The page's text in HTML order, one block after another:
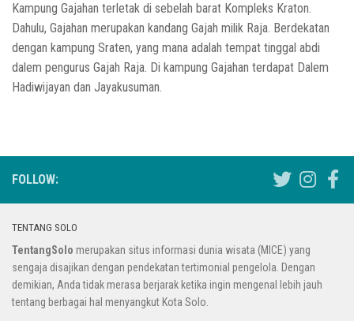
Kampung Gajahan terletak di sebelah barat Kompleks Kraton.
Dahulu, Gajahan merupakan kandang Gajah milik Raja. Berdekatan
dengan kampung Sraten, yang mana adalah tempat tinggal abdi
dalem pengurus Gajah Raja. Di kampung Gajahan terdapat Dalem
Hadiwijayan dan Jayakusuman.
FOLLOW:
TENTANG SOLO
TentangSolo merupakan situs informasi dunia wisata (MICE) yang
sengaja disajikan dengan pendekatan tertimonial pengelola. Dengan
demikian, Anda tidak merasa berjarak ketika ingin mengenal lebih jauh
tentang berbagai hal menyangkut Kota Solo.